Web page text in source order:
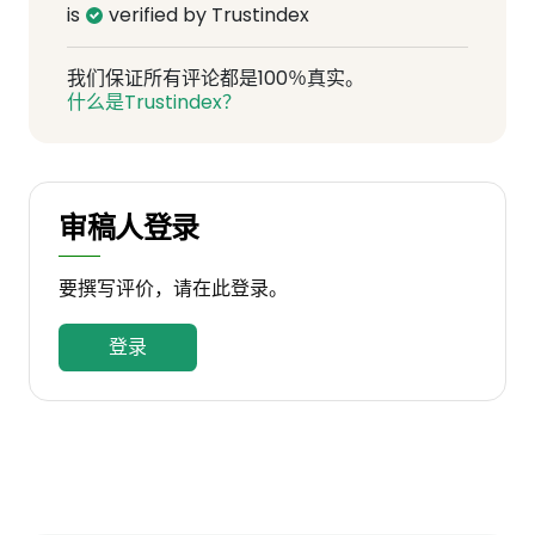
is verified by Trustindex
我们保证所有评论都是100％真实。
什么是Trustindex？
审稿人登录
要撰写评价，请在此登录。
登录